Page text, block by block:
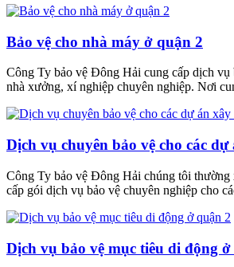
Bảo vệ cho nhà máy ở quận 2
Công Ty bảo vệ Đông Hải cung cấp dịch vụ
nhà xưởng, xí nghiệp chuyên nghiệp. Nơi
Dịch vụ chuyên bảo vệ cho các
Công Ty bảo vệ Đông Hải chúng tôi thường
cấp gói dịch vụ bảo vệ chuyên nghiệp cho
Dịch vụ bảo vệ mục tiêu di động